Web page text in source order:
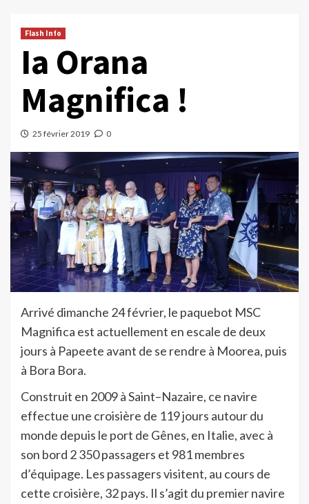
Flash Info
Ia Orana
Magnifica !
25 février 2019 0
Arrivé dimanche 24 février, le paquebot MSC
Magnifica est actuellement en escale de deux
jours à Papeete avant de se rendre à Moorea, puis
à Bora Bora.
Construit en 2009 à Saint–Nazaire, ce navire
effectue une croisière de 119 jours autour du
monde depuis le port de Gênes, en Italie, avec à
son bord 2 350 passagers et 981 membres
d’équipage. Les passagers visitent, au cours de
cette croisière, 32 pays. Il s’agit du premier navire